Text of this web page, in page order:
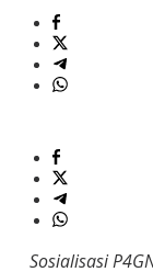
Sosialisasi